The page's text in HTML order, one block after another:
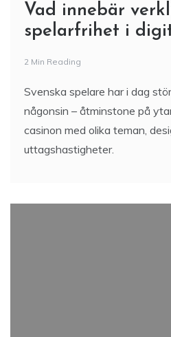
Vad innebär
spelarfrihet i
2 Min Reading
Svenska spelare har i dag
någonsin – åtminstone på
casinon med olika teman,
uttagshastigheter.